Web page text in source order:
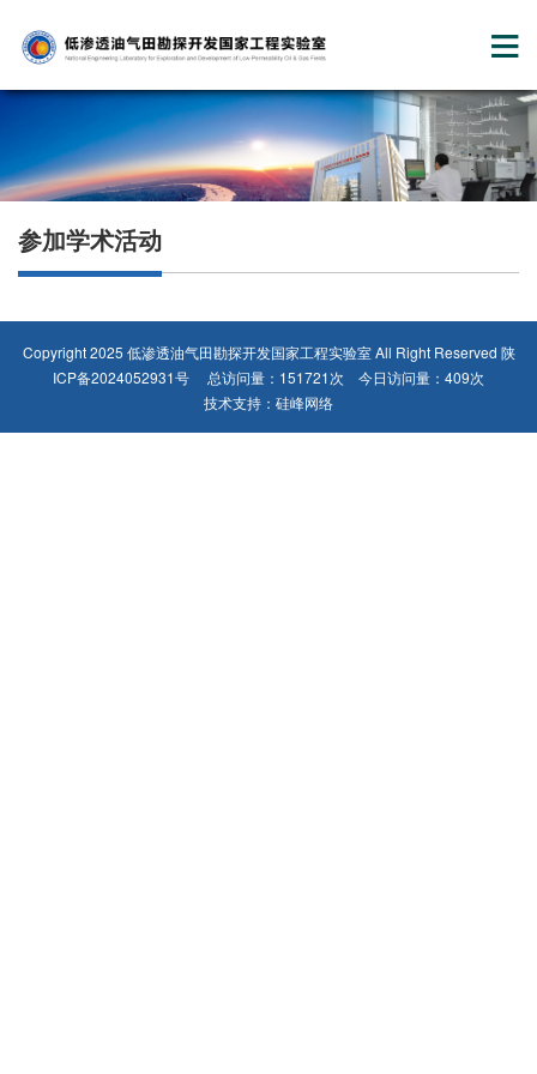
参加学术活动
Copyright 2025 低渗透油气田勘探开发国家工程实验室 All Right Reserved 陕
ICP备2024052931号
总访问量：151721次 今日访问量：409次
技术支持： 硅峰网络